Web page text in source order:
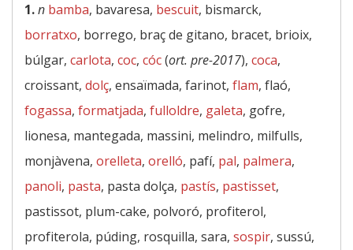
1.n bamba, bavaresa, bescuit, bismarck,
borratxo, borrego, braç de gitano, bracet, brioix,
búlgar, carlota, coc, cóc(ort. pre-2017), coca,
croissant, dolç, ensaïmada, farinot, flam, flaó,
fogassa, formatjada, fulloldre, galeta, gofre,
lionesa, mantegada, massini, melindro, milfulls,
monjàvena, orelleta, orelló, pafí, pal, palmera,
panoli, pasta, pasta dolça, pastís, pastisset,
pastissot, plum-cake, polvoró, profiterol,
profiterola, púding, rosquilla, sara, sospir, sussú,